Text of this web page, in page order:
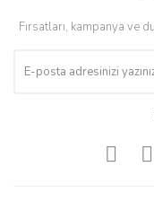
Fırsatları, kampanya ve